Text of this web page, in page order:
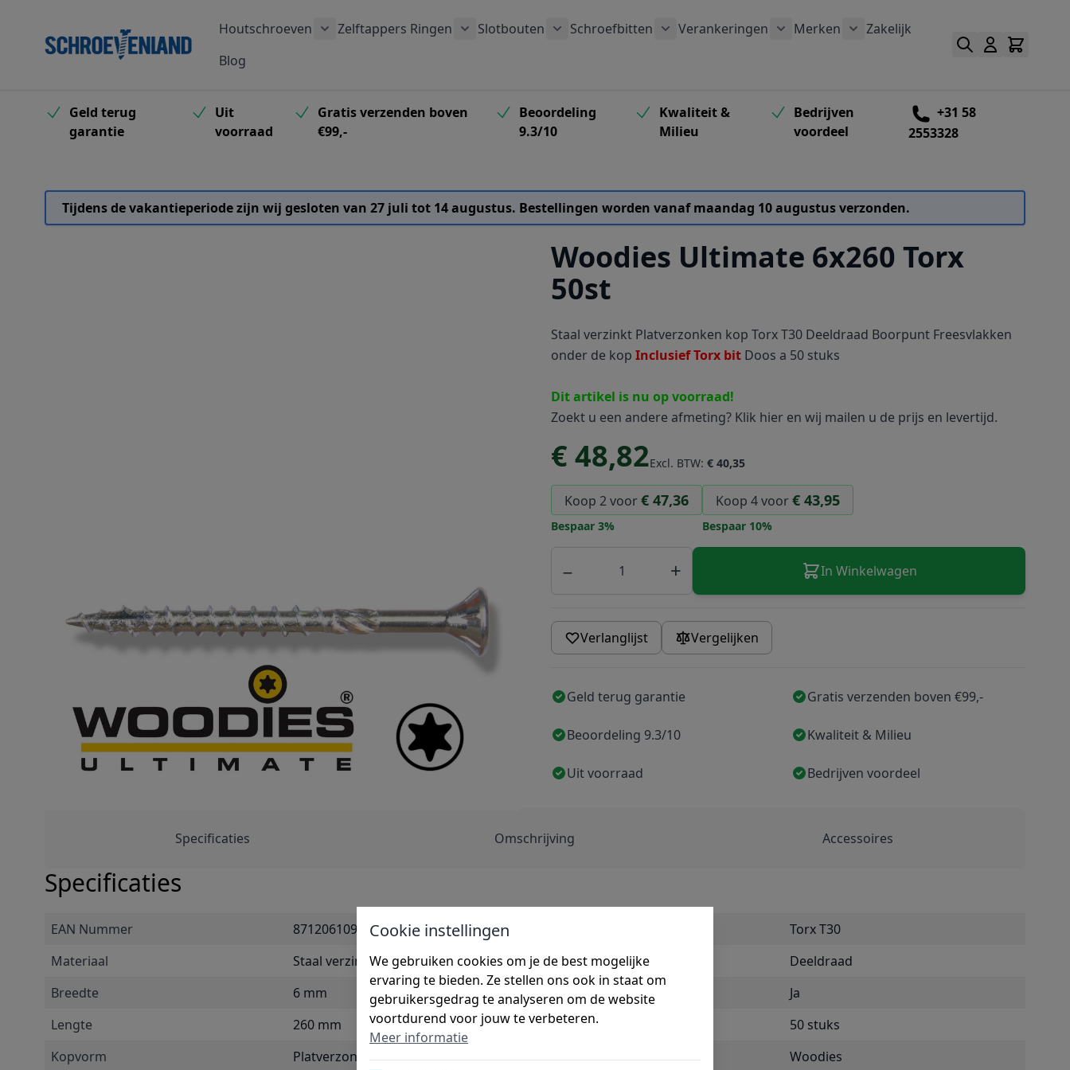
Houtschroeven
Zelftappers Ringen
Slotbouten
Schroefbitten
Verankeringen
Toon submenu voor Verankeringen categorie
Merken
Toon submenu voor Merken
Zakelijk
Blog
Geld terug
garantie
Uit
voorraad
Gratis verzenden boven
€99,-
Beoordeling
9.3/10
Kwaliteit &
Milieu
Bedrijven
voordeel
+31 58
2553328
Tijdens de vakantieperiode zijn wij gesloten van 27 juli tot 14 augustus. Bestellingen worden vanaf maandag 10 augustus verzonden.
Woodies Ultimate 6x260 Torx
50st
Staal verzinkt Platverzonken kop Torx T30 Deeldraad Boorpunt Freesvlakken
onder de kop Inclusief Torx bit Doos a 50 stuks
Dit artikel is nu op voorraad!
Zoekt u een andere afmeting? Klik hier en wij mailen u de prijs en levertijd.
€ 48,82Excl. BTW: € 40,35
Koop 2 voor€ 47,36
Bespaar 3%
Koop 4 voor€ 43,95
Bespaar 10%
− + In Winkelwagen
Verlanglijst Vergelijken
Geld terug garantie Gratis verzenden boven €99,-
Beoordeling 9.3/10 Kwaliteit & Milieu
Uit voorraad Bedrijven voordeel
Specificaties Omschrijving Accessoires
Specificaties
EAN Nummer
8712061096626
Materiaal
Staal verzinkt
Breedte
6 mm
Lengte
260 mm
Kopvorm
Platverzonkenkop
Torx T30
Schroefdraad
Deeldraad
Boorpunt
Ja
Inhoud doos
50 stuks
Merk
Woodies
Cookie instellingen
We gebruiken cookies om je de best mogelijke
ervaring te bieden. Ze stellen ons ook in staat om
gebruikersgedrag te analyseren om de website
voortdurend voor jouw te verbeteren.
Meer informatie